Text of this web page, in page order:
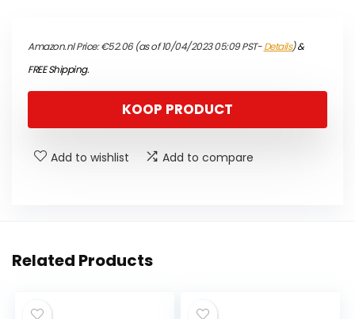
Amazon.nl Price:€52.06(as of 10/04/2023 05:09 PST-Details)&
FREE Shipping.
KOOP PRODUCT
Add to wishlist Add to compare
Related Products